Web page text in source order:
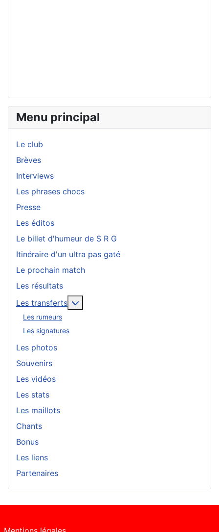
Menu principal
Le club
Brèves
Interviews
Les phrases chocs
Presse
Les éditos
Le billet d'humeur de S R G
Itinéraire d'un ultra pas gaté
Le prochain match
Les résultats
Les transferts
Les rumeurs
Les signatures
Les photos
Souvenirs
Les vidéos
Les stats
Les maillots
Chants
Bonus
Les liens
Partenaires